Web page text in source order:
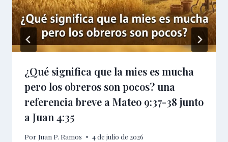
¿Qué significa que la mies es mucha
pero los obreros son pocos? una
referencia breve a Mateo 9:37-38 junto
a Juan 4:35
Por Juan P. Ramos 4 de julio de 2026